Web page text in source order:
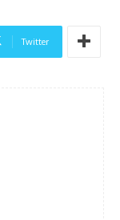
Twitter